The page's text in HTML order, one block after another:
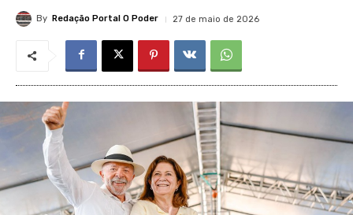
By Redação Portal O Poder 27 de maio de 2026